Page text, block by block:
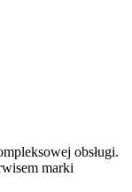
obsługi.
marki